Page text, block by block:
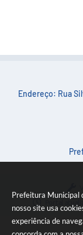
Prefeitura Municipal
nosso site usa
experiência de
Endereço: Rua